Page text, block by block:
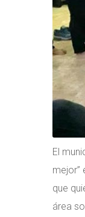
El
mejor”
que
área